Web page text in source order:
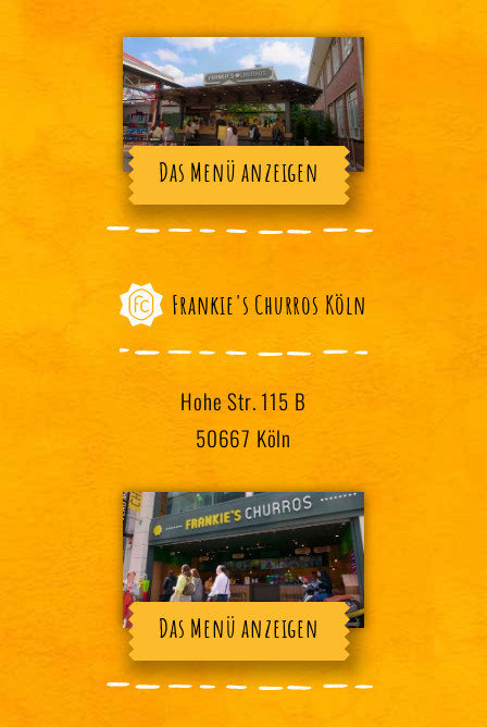
Das Menü anzeigen
Frankie's Churros Köln
Hohe Str. 115 B
50667 Köln
Das Menü anzeigen